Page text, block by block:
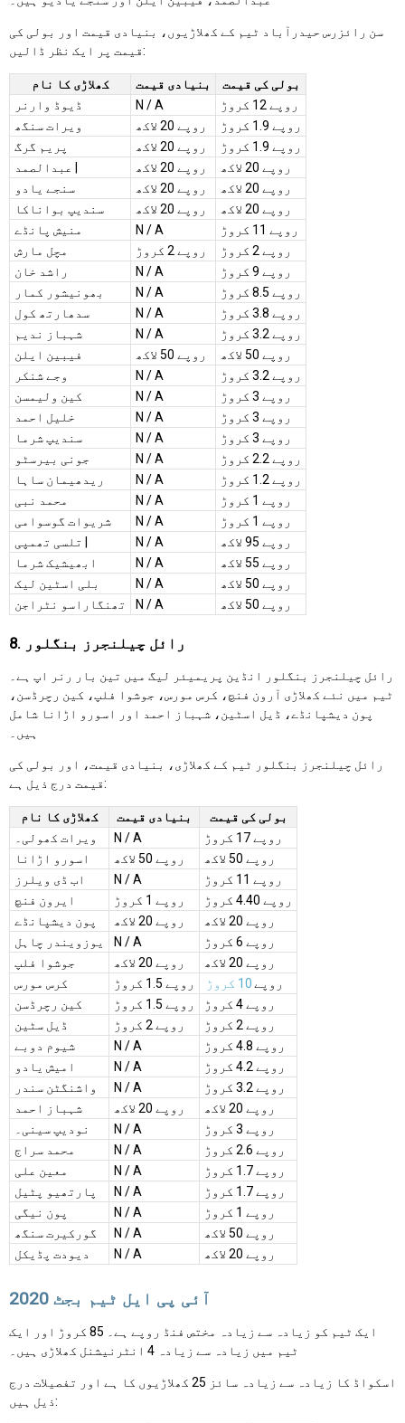
سن رائزرس حیدرآباد ٹیم کے کھلاڑیوں، بنیادی قیمت اور بولی کی
قیمت پر ایک نظر ڈالیں:
کھلاڑی کا نام بنیادی قیمت
بولی کی قیمت
ڈیوڈ وارنر
N / A
روپے 12 کروڑ
ویرات سنگھ
روپے 20 لاکھ
روپے 1.9 کروڑ
پریم گرگ
روپے 20 لاکھ
روپے 1.9 کروڑ
روپے 20 لاکھ
روپے 20 لاکھ
سنجے یادو
روپے 20 لاکھ
روپے 20 لاکھ
سندیپ بواناکا
روپے 20 لاکھ
روپے 20 لاکھ
منیش پانڈے
N / A
روپے 11 کروڑ
مچل مارش
روپے 2 کروڑ
روپے 2 کروڑ
راشد خان
N / A
روپے 9 کروڑ
بھونیشور کمار
N / A
روپے 8.5 کروڑ
سدھارتھ کول
N / A
روپے 3.8 کروڑ
شہباز ندیم
N / A
روپے 3.2 کروڑ
فیبین ایلن
روپے 50 لاکھ
روپے 50 لاکھ
وجے شنکر
N / A
روپے 3.2 کروڑ
کین ولیمسن
N / A
روپے 3 کروڑ
خلیل احمد
N / A
روپے 3 کروڑ
سندیپ شرما
N / A
روپے 3 کروڑ
جونی بیرسٹو
N / A
روپے 2.2 کروڑ
ریدھیمان ساہا
N / A
روپے 1.2 کروڑ
محمد نبی
N / A
روپے 1 کروڑ
شریوات گوسوامی
N / A
روپے 1 کروڑ
N / A
روپے 95 لاکھ
ابھیشیک شرما
N / A
روپے 55 لاکھ
بلی اسٹین لیک
N / A
روپے 50 لاکھ
تھنگاراسو نٹراجن
N / A روپے 50 لاکھ
8. رائل چیلنجرز بنگلور
رائل چیلنجرز بنگلور انڈین پریمیئر لیگ میں تین بار رنر اپ ہے۔
ٹیم میں نئے کھلاڑی آرون فنچ، کرس مورس، جوشوا فلپ، کین رچرڈسن،
پون دیشپانڈے، ڈیل اسٹین، شہباز احمد اور اسورو اڑانا شامل
ہیں۔
رائل چیلنجرز بنگلور ٹیم کے کھلاڑی، بنیادی قیمت، اور بولی کی
قیمت درج ذیل ہے:
کھلاڑی کا نام بنیادی قیمت
بولی کی قیمت
ویرات کھولی۔
N / A
روپے 17 کروڑ
اسورو اڑانا
روپے 50 لاکھ
روپے 50 لاکھ
اب ڈی ویلرز
N / A
روپے 11 کروڑ
ایرون فنچ
روپے 1 کروڑ
روپے 4.40 کروڑ
پون دیشپانڈے
روپے 20 لاکھ
روپے 20 لاکھ
یوزویندر چاہل
N / A
روپے 6 کروڑ
جوشوا فلپ
روپے 20 لاکھ
روپے 20 لاکھ
کرس مورس
روپے 1.5 کروڑ روپے10 کروڑ
کین رچرڈسن
روپے 1.5 کروڑ
روپے 4 کروڑ
ڈیل سٹین
روپے 2 کروڑ
روپے 2 کروڑ
شیوم دوبے
N / A
روپے 4.8 کروڑ
امیش یادو
N / A
روپے 4.2 کروڑ
واشنگٹن سندر
N / A
روپے 3.2 کروڑ
شہباز احمد
روپے 20 لاکھ
روپے 20 لاکھ
نودیپ سینی۔
N / A
روپے 3 کروڑ
محمد سراج
N / A
روپے 2.6 کروڑ
معین علی
N / A
روپے 1.7 کروڑ
پارتھیو پٹیل
N / A
روپے 1.7 کروڑ
پون نیگی
N / A
روپے 1 کروڑ
گورکیرت سنگھ
N / A
روپے 50 لاکھ
دیودت پڈیکل
N / A روپے 20 لاکھ
آئی پی ایل ٹیم بجٹ 2020
ایک ٹیم کو زیادہ سے زیادہ مختص فنڈ روپے ہے۔ 85 کروڑ اور ایک
ٹیم میں زیادہ سے زیادہ 4 انٹرنیشنل کھلاڑی ہیں۔
اسکواڈ کا زیادہ سے زیادہ سائز 25 کھلاڑیوں کا ہے اور تفصیلات درج
ذیل ہیں: